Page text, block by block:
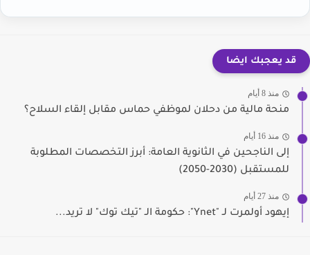
قد يعجبك ايضا
منذ 8 أيام
منحة مالية من دحلان لموظفي حماس مقابل إلقاء السلاح؟
منذ 16 أيام
إلى الناجحين في الثانوية العامة: أبرز التخصصات المطلوبة
للمستقبل (2030-2050)
منذ 27 أيام
إيهود أولمرت لـ "Ynet": حكومة الـ "تيك توك" لا تريد...